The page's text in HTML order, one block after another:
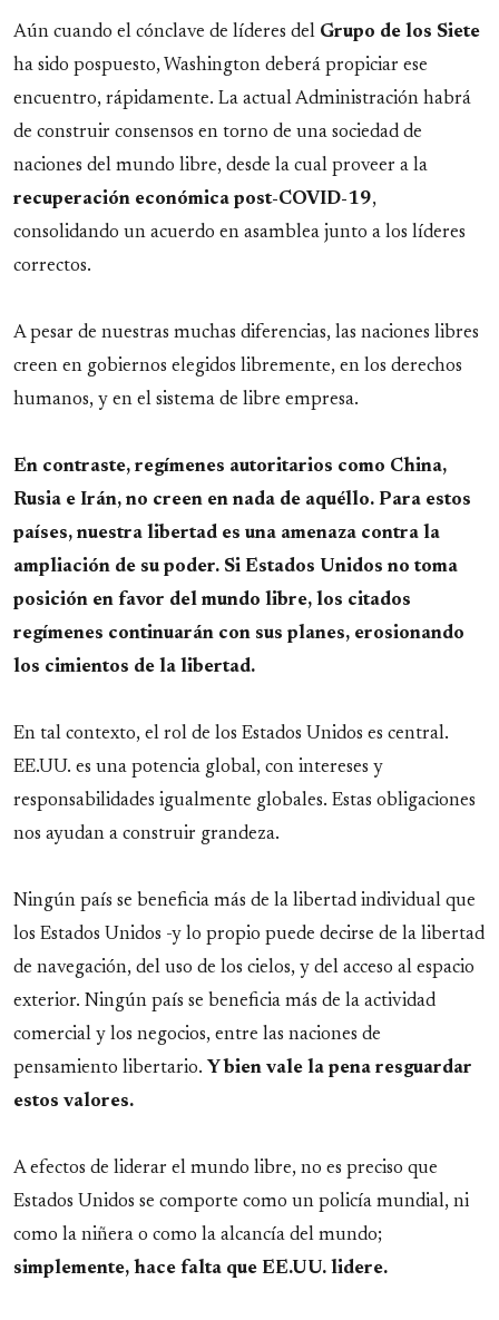
Aún cuando el cónclave de líderes del Grupo de los Siete
ha sido pospuesto, Washington deberá propiciar ese
encuentro, rápidamente. La actual Administración habrá
de construir consensos en torno de una sociedad de
naciones del mundo libre, desde la cual proveer a la
recuperación económica post-COVID-19,
consolidando un acuerdo en asamblea junto a los líderes
correctos.
A pesar de nuestras muchas diferencias, las naciones libres
creen en gobiernos elegidos libremente, en los derechos
humanos, y en el sistema de libre empresa.
En contraste, regímenes autoritarios como China,
Rusia e Irán, no creen en nada de aquéllo. Para estos
países, nuestra libertad es una amenaza contra la
ampliación de su poder. Si Estados Unidos no toma
posición en favor del mundo libre, los citados
regímenes continuarán con sus planes, erosionando
los cimientos de la libertad.
En tal contexto, el rol de los Estados Unidos es central.
EE.UU. es una potencia global, con intereses y
responsabilidades igualmente globales. Estas obligaciones
nos ayudan a construir grandeza.
Ningún país se beneficia más de la libertad individual que
los Estados Unidos -y lo propio puede decirse de la libertad
de navegación, del uso de los cielos, y del acceso al espacio
exterior. Ningún país se beneficia más de la actividad
comercial y los negocios, entre las naciones de
pensamiento libertario. Y bien vale la pena resguardar
estos valores.
A efectos de liderar el mundo libre, no es preciso que
Estados Unidos se comporte como un policía mundial, ni
como la niñera o como la alcancía del mundo;
simplemente, hace falta que EE.UU. lidere.